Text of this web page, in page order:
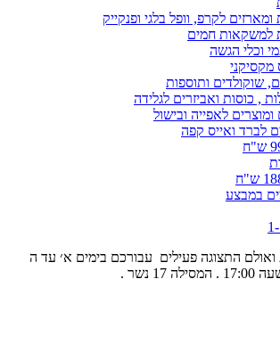
לקרפ, וופל בלגי ופנקייק
למשקאות חמים
וכלי הגשה
מקסיקני
שוקולדים ותוספות
, כוסות ואביזרים לגלידה
לאפייה ובישול
לברד ואייס קפה
במבצע
ואולם התצוגה פעילים עבורכם בימים א׳ עד ה